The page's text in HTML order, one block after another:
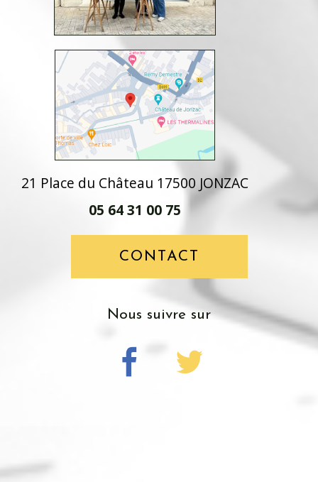
21 Place du Château 17500 JONZAC
05 64 31 00 75
CONTACT
nous suivre sur